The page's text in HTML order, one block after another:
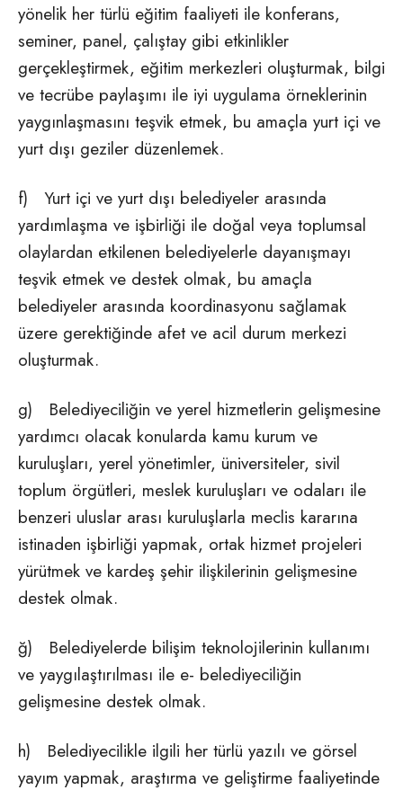
yönelik her türlü eğitim faaliyeti ile konferans,
seminer, panel, çalıştay gibi etkinlikler
gerçekleştirmek, eğitim merkezleri oluşturmak, bilgi
ve tecrübe paylaşımı ile iyi uygulama örneklerinin
yaygınlaşmasını teşvik etmek, bu amaçla yurt içi ve
yurt dışı geziler düzenlemek.
f) Yurt içi ve yurt dışı belediyeler arasında
yardımlaşma ve işbirliği ile doğal veya toplumsal
olaylardan etkilenen belediyelerle dayanışmayı
teşvik etmek ve destek olmak, bu amaçla
belediyeler arasında koordinasyonu sağlamak
üzere gerektiğinde afet ve acil durum merkezi
oluşturmak.
g) Belediyeciliğin ve yerel hizmetlerin gelişmesine
yardımcı olacak konularda kamu kurum ve
kuruluşları, yerel yönetimler, üniversiteler, sivil
toplum örgütleri, meslek kuruluşları ve odaları ile
benzeri uluslar arası kuruluşlarla meclis kararına
istinaden işbirliği yapmak, ortak hizmet projeleri
yürütmek ve kardeş şehir ilişkilerinin gelişmesine
destek olmak.
ğ) Belediyelerde bilişim teknolojilerinin kullanımı
ve yaygılaştırılması ile e- belediyeciliğin
gelişmesine destek olmak.
h) Belediyecilikle ilgili her türlü yazılı ve görsel
yayım yapmak, araştırma ve geliştirme faaliyetinde